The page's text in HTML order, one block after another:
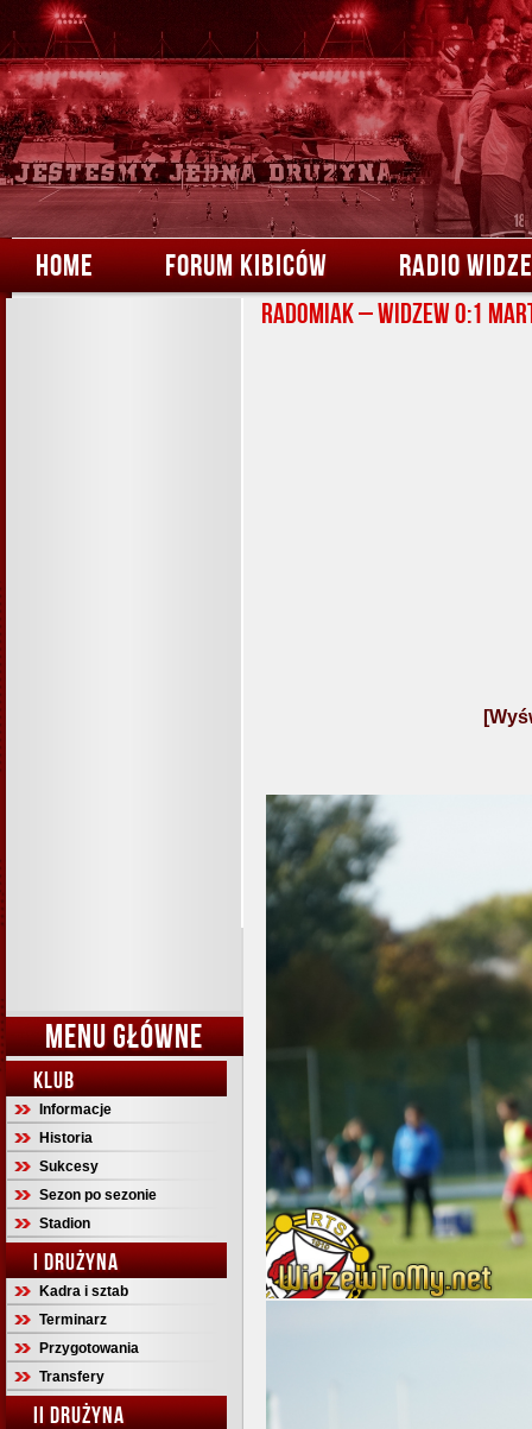
HOME FORUM KIBICÓW RADIO
MENU GŁÓWNE
KLUB
Informacje
Historia
Sukcesy
Sezon po sezonie
Stadion
I DRUŻYNA
Kadra i sztab
Terminarz
Przygotowania
Transfery
II DRUŻYNA
Radomiak – Widzew 0:1